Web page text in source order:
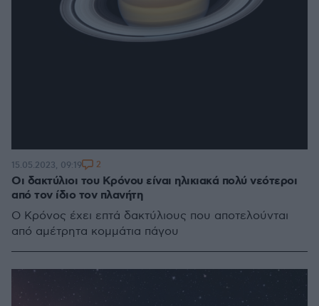
Οι δακτύλιοι του Κρόνου είναι ηλικιακά πολύ νεότεροι
από τον ίδιο τον πλανήτη
Ο Κρόνος έχει επτά δακτύλιους που αποτελούνται
από αμέτρητα κομμάτια πάγου
15.05.2023, 09:19 2